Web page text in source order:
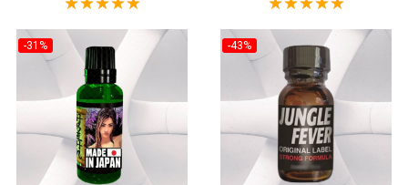
-31% -43%